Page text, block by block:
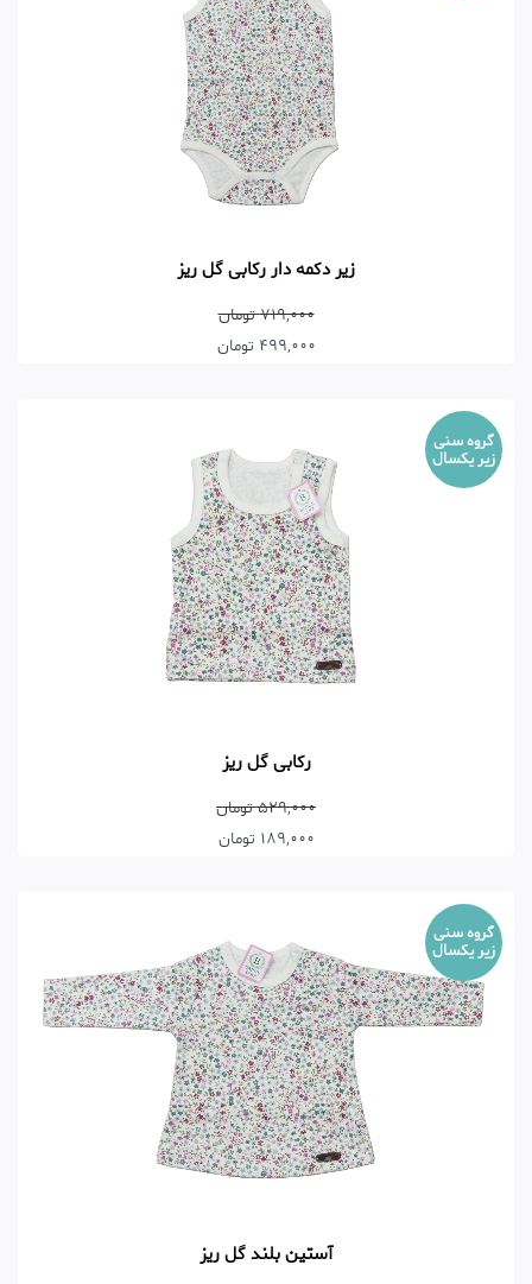
زیر دکمه دار رکابی گل ریز
719,000 تومان
499,000 تومان
گروه سنی
زیر یکسال
رکابی گل ریز
529,000 تومان
189,000 تومان
گروه سنی
زیر یکسال
آستین بلند گل ریز